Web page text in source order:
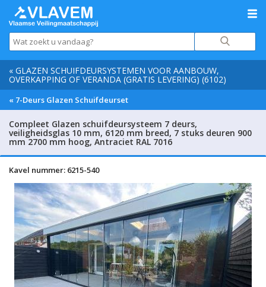
« GLAZEN SCHUIFDEURSYSTEMEN VOOR AANBOUW,
OVERKAPPING OF VERANDA (GRATIS LEVERING) (6102)
« 7-Deurs Glazen Schuifdeurset
Compleet Glazen schuifdeursysteem 7 deurs,
veiligheidsglas 10 mm, 6120 mm breed, 7 stuks deuren 900
mm 2700 mm hoog, Antraciet RAL 7016
Kavel nummer: 6215-540